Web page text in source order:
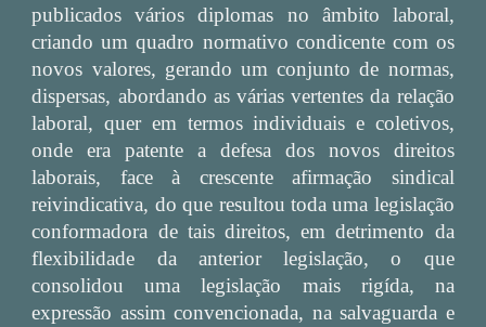
publicados vários diplomas no âmbito laboral,
criando um quadro normativo condicente com os
novos valores, gerando um conjunto de normas,
dispersas, abordando as várias vertentes da relação
laboral, quer em termos individuais e coletivos,
onde era patente a defesa dos novos direitos
laborais, face à crescente afirmação sindical
reivindicativa, do que resultou toda uma legislação
conformadora de tais direitos, em detrimento da
flexibilidade da anterior legislação, o que
consolidou uma legislação mais rigída, na
expressão assim convencionada, na salvaguarda e